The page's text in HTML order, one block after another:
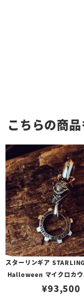
こちらの商
スターリンギア
Halloween マイクロカウ
ラペンダント w/ギア
¥93,500